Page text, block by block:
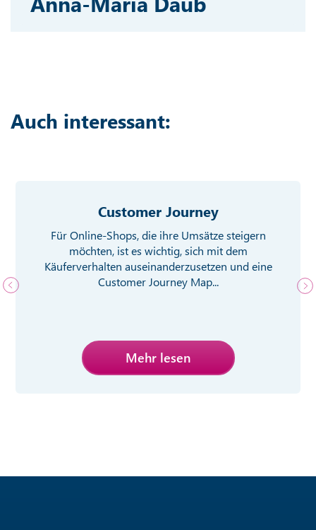
Auch interessant:
Customer Journey
Für Online-Shops, die ihre Umsätze steigern
möchten, ist es wichtig, sich mit dem
Käuferverhalten auseinanderzusetzen und eine
Customer Journey Map...
Mehr lesen